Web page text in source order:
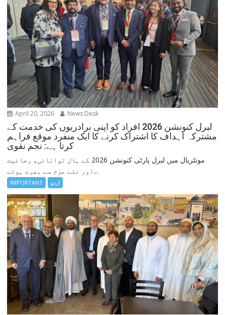
April 20, 2026 News Desk
لبرل کنونشن 2026 افراد کو اپنی برادریوں کی خدمت کے
مشترکہ اہداف کا اشتراک کرنے کا ایک منفرد موقع فراہم
کرتا ہے: نجم نقوی
مونٹریال میں لبرل پارٹی کنونشن 2026 کے ہال توانائی، رجائیت
اور نئے عزم سے بھرے ہوئے...
IMPORTANT اردو